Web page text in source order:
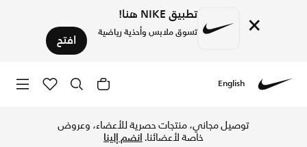
× تطبيق NIKE هنا!
تسوق ملابس وأحذية رياضية افتح
English
توصيل مجاني، منتجات حصرية للأعضاء، وعروض
خاصة لأعضائنا.انضم إلينا